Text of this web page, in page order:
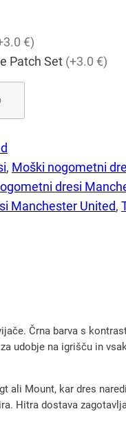
€)
Patch Set (+3.0 €)
, Moški nogometni
dresi
Manchester United,
Črna barva s
udobje na igrišču in
ali Mount, kar dres
Hitra dostava